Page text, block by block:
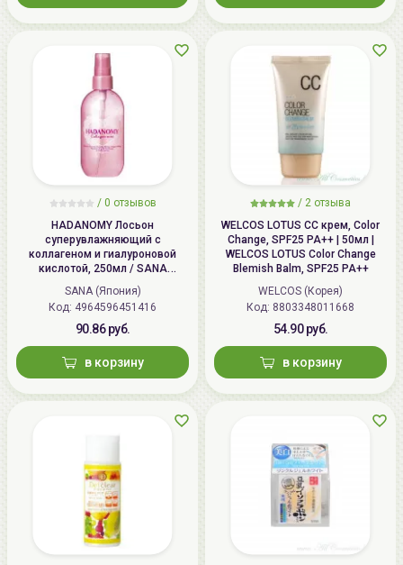
/ 0 отзывов
HADANOMY Лосьон
суперувлажняющий с
коллагеном и гиалуроновой
кислотой, 250мл / SANA
HADANOMY Collagen mist
SANA (Япония)
Код: 4964596451416
90.86 руб.
в корзину
/ 2 отзыва
WELCOS LOTUS СС крем, Color
Change, SPF25 PA++ | 50мл |
WELCOS LOTUS Color Change
Blemish Balm, SPF25 PA++
WELCOS (Корея)
Код: 8803348011668
54.90 руб.
в корзину